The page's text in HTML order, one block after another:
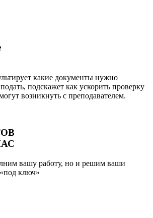
какие документы нужно
подскажет как ускорить проверку
возникнуть с преподавателем.
вашу работу, но и решим ваши
«под ключ»